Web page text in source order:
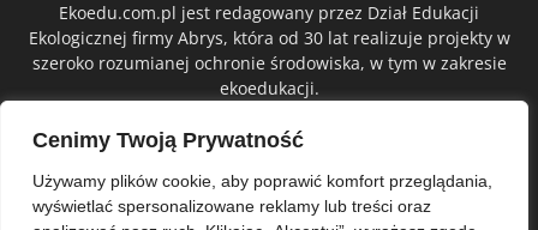
Cenimy Twoją Prywatność
Używamy plików cookie, aby poprawić komfort przeglądania,
wyświetlać spersonalizowane reklamy lub treści oraz
Ekoedu.com.pl jest redagowany przez Dział Edukacji
Ekologicznej firmy Abrys, która od 30 lat realizuje projekty w
szeroko rozumianej ochronie środowiska, w tym w zakresie
ekoedukacji.
ŚLEDŹ NAS